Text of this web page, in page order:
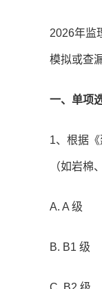
2026年监
模拟或查
一、单项
1、根据
（如岩棉
A. A 级
B. B1 级